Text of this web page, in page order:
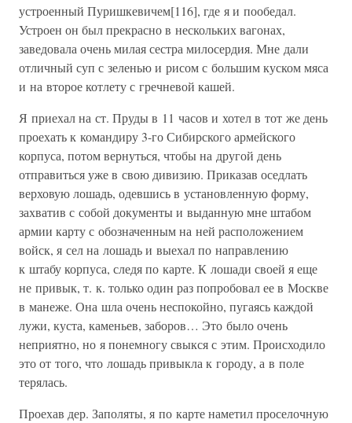
устроенный Пуришкевичем[116], где я и пообедал.
Устроен он был прекрасно в нескольких вагонах,
заведовала очень милая сестра милосердия. Мне дали
отличный суп с зеленью и рисом с большим куском мяса
и на второе котлету с гречневой кашей.
Я приехал на ст. Пруды в 11 часов и хотел в тот же день
проехать к командиру 3-го Сибирского армейского
корпуса, потом вернуться, чтобы на другой день
отправиться уже в свою дивизию. Приказав оседлать
верховую лошадь, одевшись в установленную форму,
захватив с собой документы и выданную мне штабом
армии карту с обозначенным на ней расположением
войск, я сел на лошадь и выехал по направлению
к штабу корпуса, следя по карте. К лошади своей я еще
не привык, т. к. только один раз попробовал ее в Москве
в манеже. Она шла очень неспокойно, пугаясь каждой
лужи, куста, каменьев, заборов… Это было очень
неприятно, но я понемногу свыкся с этим. Происходило
это от того, что лошадь привыкла к городу, а в поле
терялась.
Проехав дер. Заполяты, я по карте наметил проселочную